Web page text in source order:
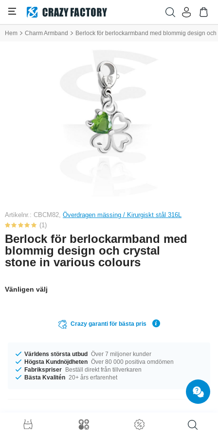
Hem Charm Armband Berlock för berlockarmband med blommig design
Artikelnr.: CBCM82, Överdragen mässing / Kirurgiskt stål 316L
(1)
Berlock för berlockarmband med
blommig design och crystal
stone in various colours
Vänligen välj
Crazy garanti för bästa pris
Världens största utbud Över 7 miljoner kunder
Högsta Kundnöjdheten Över 80 000 positiva omdömen
Fabrikspriser Beställ direkt från tillverkaren
Bästa Kvalitén 20+ års erfarenhet
Produktinformation